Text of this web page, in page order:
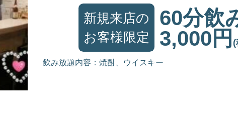
新規来店の
お客様限定
60分飲
3,000円 (
飲み放題内容：焼酎、ウイスキー